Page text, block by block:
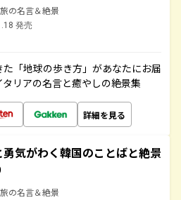
の名言＆絶景
発売
「地球の歩き方」があなたにお届
リアの名言と癒やしの絶景集
詳細を見る
気がわく韓国のことばと絶景
の名言＆絶景